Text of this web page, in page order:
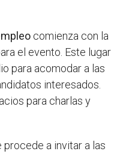
comienza con la
el evento. Este lugar
para acomodar a las
interesados.
para charlas y
procede a invitar a las